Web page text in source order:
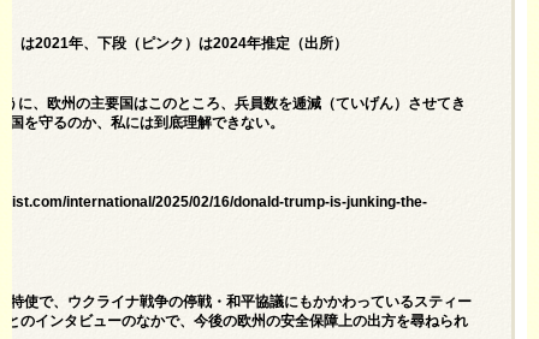
は2021年、下段（ピンク）は2024年推定（出所）
に、欧州の主要国はこのところ、兵員数を逓減（ていげん）させてき
を守るのか、私には到底理解できない。
international/2025/02/16/donald-trump-is-junking-the-
使で、ウクライナ戦争の停戦・和平協議にもかかわっているスティー
のインタビューのなかで、今後の欧州の安全保障上の出方を尋ねられ